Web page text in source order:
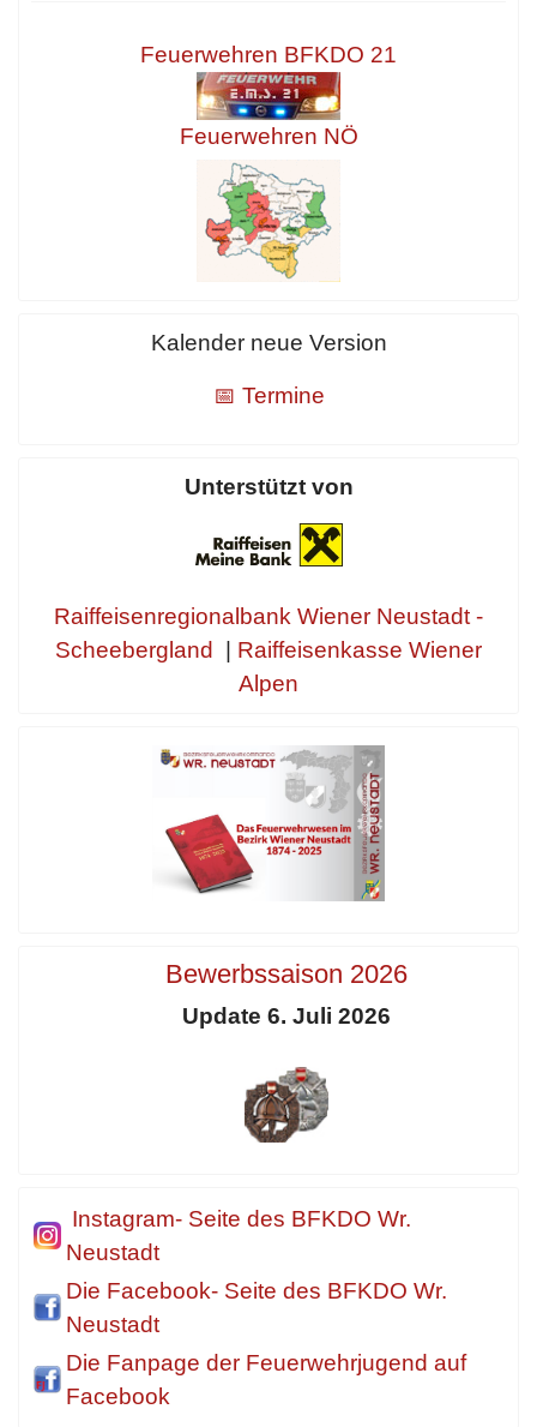
Feuerwehren BFKDO 21
Feuerwehren NÖ
Kalender neue Version
📅 Termine
Unterstützt von
Raiffeisenregionalbank Wiener Neustadt -
Scheebergland
Raiffeisenkasse Wiener
Alpen
Bewerbssaison 2026
Update 6. Juli 2026
Instagram- Seite des BFKDO Wr.
Neustadt
Die Facebook- Seite des BFKDO Wr.
Neustadt
Die Fanpage der Feuerwehrjugend auf
Facebook